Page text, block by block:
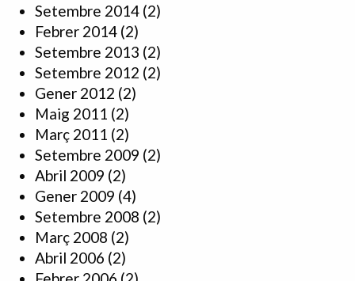
Setembre 2014 (2)
Febrer 2014 (2)
Setembre 2013 (2)
Setembre 2012 (2)
Gener 2012 (2)
Maig 2011 (2)
Març 2011 (2)
Setembre 2009 (2)
Abril 2009 (2)
Gener 2009 (4)
Setembre 2008 (2)
Març 2008 (2)
Abril 2006 (2)